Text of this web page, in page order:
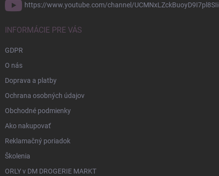
https://www.youtube.com/channel/
INFORMÁCIE PRE VÁS
GDPR
O nás
Doprava a platby
Ochrana osobných údajov
Obchodné podmienky
Ako nakupovať
Reklamačný poriadok
Školenia
ORLY v DM DROGERIE MARKT